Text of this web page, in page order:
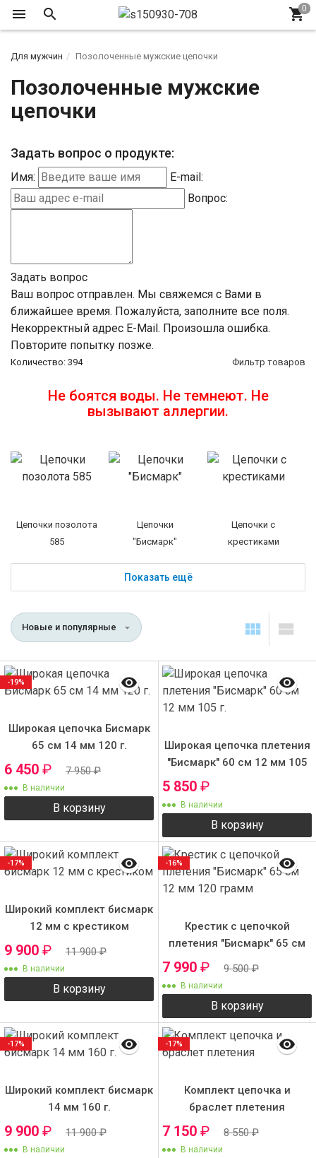
Для мужчин Позолоченные мужские цепочки
Позолоченные мужские
цепочки
Задать вопрос о продукте:
Имя:
E-mail:
Вопрос:
Задать вопрос
Ваш вопрос отправлен. Мы свяжемся с Вами в
ближайшее время. Пожалуйста, заполните все поля.
Некорректный адрес E-Mail. Произошла ошибка.
Повторите попытку позже.
Количество: 394 Фильтр товаров
Не боятся воды. Не темнеют. Не
вызывают аллергии.
Цепочки позолота
585
Цепочки
"Бисмарк"
Цепочки с
крестиками
Показать ещё
Новые и популярные
Широкая цепочка Бисмарк
65 см 14 мм 120 г.
6 450 ₽ 7 950₽
В наличии
В корзину
-19%
Широкая цепочка плетения
"Бисмарк" 60 см 12 мм 105
5 850 ₽
В наличии
В корзину
Широкий комплект бисмарк
12 мм с крестиком
9 900 ₽ 11 900₽
В наличии
В корзину
-17%
Крестик с цепочкой
плетения "Бисмарк" 65 см
12 мм 120 грамм
7 990 ₽ 9 500₽
В наличии
В корзину
-16%
Широкий комплект бисмарк
14 мм 160 г.
9 900 ₽ 11 900₽
В наличии
-17%
Комплект цепочка и
браслет плетения
"бисмарк" 9 мм с крестиком
7 150 ₽ 8 550₽
В наличии
-17%